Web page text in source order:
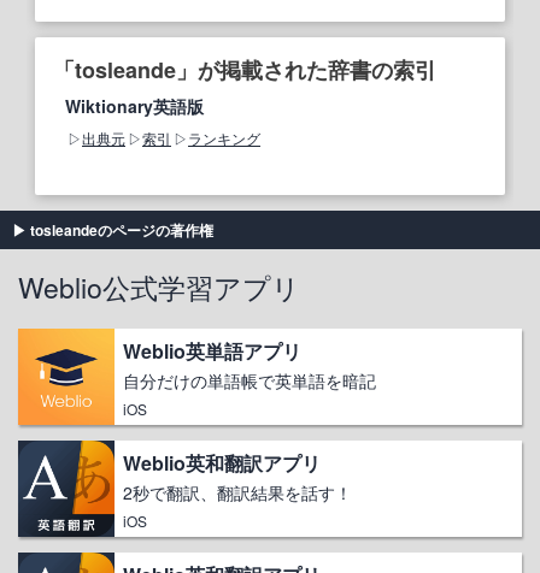
「tosleande」が掲載された辞書の索引
Wiktionary英語版
出典元 索引 ランキング
tosleandeのページの著作権
Weblio公式学習アプリ
Weblio英単語アプリ
自分だけの単語帳で英単語を暗記
iOS
Weblio英和翻訳アプリ
2秒で翻訳、翻訳結果を話す！
iOS